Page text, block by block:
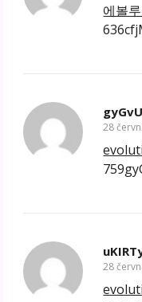
에볼
28
28